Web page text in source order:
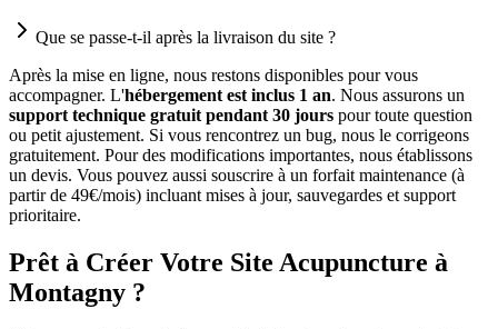
Que se passe-t-il après la livraison du site ?
Après la mise en ligne, nous restons disponibles pour vous
accompagner. L'hébergement est inclus 1 an. Nous assurons un
support technique gratuit pendant 30 jours pour toute question
ou petit ajustement. Si vous rencontrez un bug, nous le corrigeons
gratuitement. Pour des modifications importantes, nous établissons
un devis. Vous pouvez aussi souscrire à un forfait maintenance (à
partir de 49€/mois) incluant mises à jour, sauvegardes et support
prioritaire.
Prêt à Créer Votre Site Acupuncture à
Montagny ?